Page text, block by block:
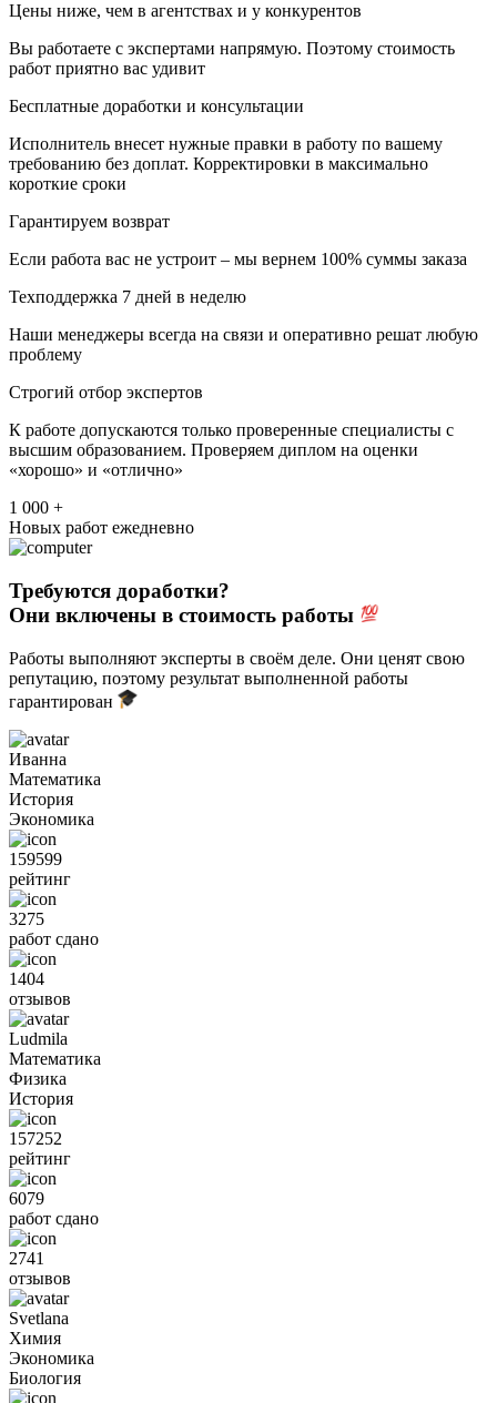
Цены ниже, чем в агентствах и у конкурентов
Вы работаете с экспертами напрямую. Поэтому стоимость
работ приятно вас удивит
Бесплатные доработки и консультации
Исполнитель внесет нужные правки в работу по вашему
требованию без доплат. Корректировки в максимально
короткие сроки
Гарантируем возврат
Если работа вас не устроит – мы вернем 100% суммы заказа
Техподдержка 7 дней в неделю
Наши менеджеры всегда на связи и оперативно решат любую
проблему
Строгий отбор экспертов
К работе допускаются только проверенные специалисты с
высшим образованием. Проверяем диплом на оценки
«хорошо» и «отлично»
1 000 +
Новых работ ежедневно
Требуются доработки?
Они включены в стоимость работы
Работы выполняют эксперты в своём деле. Они ценят свою
репутацию, поэтому результат выполненной работы
гарантирован
Иванна
Математика
История
Экономика
159599
рейтинг
3275
работ сдано
1404
отзывов
Ludmila
Математика
Физика
История
157252
рейтинг
6079
работ сдано
2741
отзывов
Svetlana
Химия
Экономика
Биология